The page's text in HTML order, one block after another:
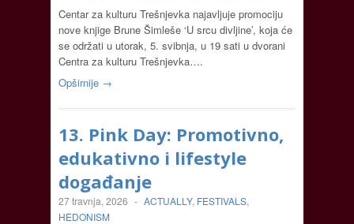
Centar za kulturu Trešnjevka najavljuje promociju
nove knjige Brune Šimleše ‘U srcu divljine’, koja će
se održati u utorak, 5. svibnja, u 19 sati u dvorani
Centra za kulturu Trešnjevka….
Opširnije →
13. Pink Day: Promotivno,
edukativno i lifestyle
događanje
27 travnja, 2026 - ACTUALLY, FESTIVALS,
HEDONISM